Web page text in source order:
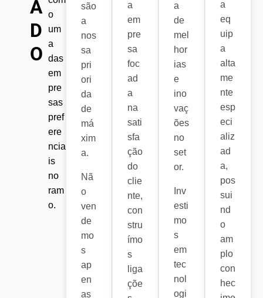
A
D
O
o
um
a
das
em
pre
sas
pref
ere
ncia
is
no
ram
o.
são
a
nos
sa
pri
ori
da
de
má
xim
a.
Nã
o
ven
de
mo
s
ap
en
as
a
em
pre
sa
foc
ad
a
na
sati
sfa
ção
do
clie
nte,
con
stru
ímo
s
liga
çõe
a
de
mel
hor
ias
e
ino
vaç
ões
no
set
or.
Inv
esti
mo
s
em
tec
nol
ogi
a
eq
uip
a
alta
me
nte
esp
eci
aliz
ad
a,
pos
sui
nd
o
am
plo
con
hec